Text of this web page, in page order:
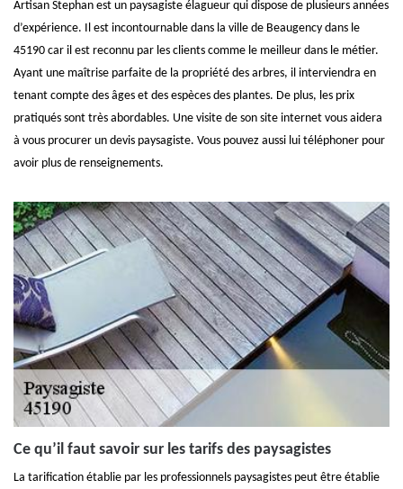
Artisan Stephan est un paysagiste élagueur qui dispose de plusieurs années
d’expérience. Il est incontournable dans la ville de Beaugency dans le
45190 car il est reconnu par les clients comme le meilleur dans le métier.
Ayant une maîtrise parfaite de la propriété des arbres, il interviendra en
tenant compte des âges et des espèces des plantes. De plus, les prix
pratiqués sont très abordables. Une visite de son site internet vous aidera
à vous procurer un devis paysagiste. Vous pouvez aussi lui téléphoner pour
avoir plus de renseignements.
Ce qu’il faut savoir sur les tarifs des paysagistes
La tarification établie par les professionnels paysagistes peut être établie